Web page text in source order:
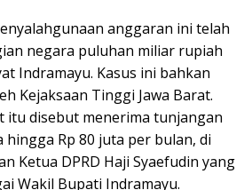
anggaran ini telah
negara puluhan miliar rupiah
Indramayu. Kasus ini bahkan
Kejaksaan Tinggi Jawa Barat.
itu disebut menerima tunjangan
hingga Rp 80 juta per bulan, di
Ketua DPRD Haji Syaefudin yang
Wakil Bupati Indramayu.